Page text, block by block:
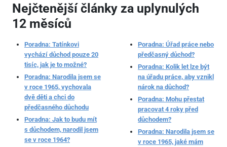
Nejčtenější články za uplynulých
12 měsíců
Poradna: Tatínkovi
vychází důchod pouze 20
tisíc, jak je to možné?
Poradna: Narodila jsem se
v roce 1965, vychovala
dvě děti a chci do
předčasného důchodu
Poradna: Jak to budu mít
s důchodem, narodil jsem
se v roce 1964?
Poradna: Úřad práce nebo
předčasný důchod?
Poradna: Kolik let lze být
na úřadu práce, aby vznikl
nárok na důchod?
Poradna: Mohu přestat
pracovat 4 roky před
důchodem?
Poradna: Narodila jsem se
v roce 1965, jaké mám